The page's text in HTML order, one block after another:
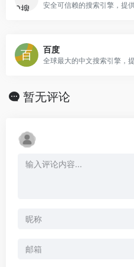
安全可信赖的搜索引擎，提
百度
暂无评论